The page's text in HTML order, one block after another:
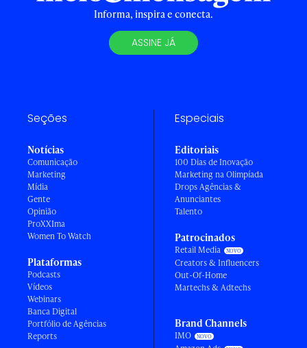
Informa, inspira e conecta.
ASSINE JÁ
Seções
Notícias
Comunicação
Marketing
Mídia
Gente
Opinião
ProXXIma
Women To Watch
Plataformas
Podcasts
Vídeos
Webinars
Banca Digital
Portfólio de Agências
Reports
Especiais
Editoriais
100 Dias de Inovação
Marketing na Olimpíada
Drops Agências &
Anunciantes
Talento
Patrocinados
Retail Media
Creators & Influencers
Out-Of-Home
Martechs & Adtechs
Brand Channels
IMO